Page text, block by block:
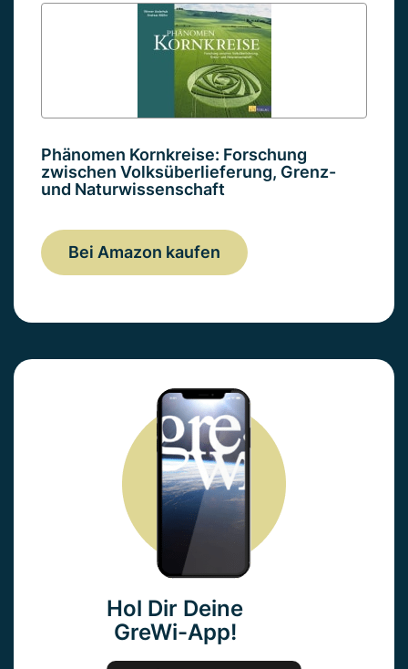
Phänomen Kornkreise: Forschung
zwischen Volksüberlieferung, Grenz-
und Naturwissenschaft
Bei Amazon kaufen
Hol Dir Deine
GreWi-App!